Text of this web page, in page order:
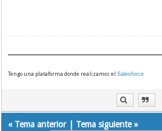
Tengo una plataforma donde realizamos elSalesforce
« Tema anterior| Tema siguiente»